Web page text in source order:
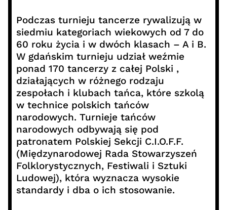
Podczas turnieju tancerze rywalizują w
siedmiu kategoriach wiekowych od 7 do
60 roku życia i w dwóch klasach – A i B.
W gdańskim turnieju udział weźmie
ponad 170 tancerzy z całej Polski ,
działających w różnego rodzaju
zespołach i klubach tańca, które szkolą
w technice polskich tańców
narodowych. Turnieje tańców
narodowych odbywają się pod
patronatem Polskiej Sekcji C.I.O.F.F.
(Międzynarodowej Rada Stowarzyszeń
Folklorystycznych, Festiwali i Sztuki
Ludowej), która wyznacza wysokie
standardy i dba o ich stosowanie.